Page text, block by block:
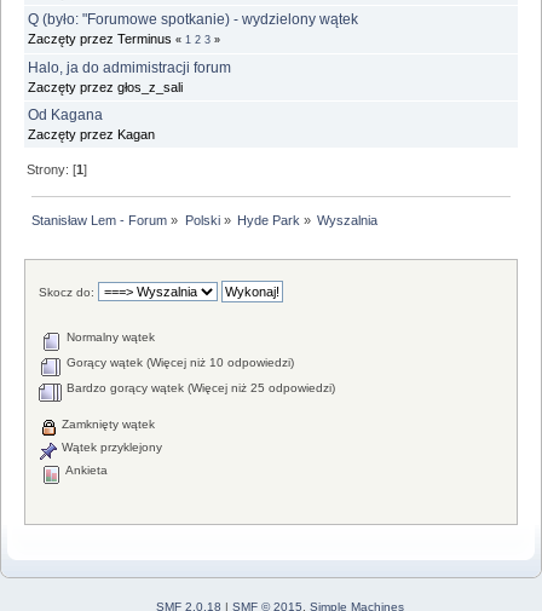
Q (było: "Forumowe spotkanie) - wydzielony wątek
Zaczęty przez Terminus « 1 2 3 »
Halo, ja do admimistracji forum
Zaczęty przez głos_z_sali
Od Kagana
Zaczęty przez Kagan
Strony: [1]
Stanisław Lem - Forum » Polski» Hyde Park » Wyszalnia
Skocz do:
Normalny wątek
Gorący wątek (Więcej niż 10 odpowiedzi)
Bardzo gorący wątek (Więcej niż 25 odpowiedzi)
Zamknięty wątek
Wątek przyklejony
Ankieta
SMF 2.0.18 | SMF © 2015 Simple Machines